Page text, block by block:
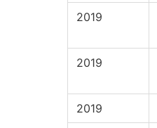
2019
2019
2019